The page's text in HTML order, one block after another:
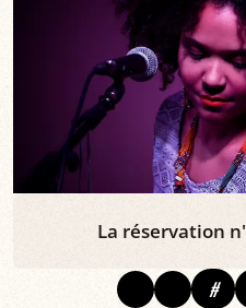
La réservation
#